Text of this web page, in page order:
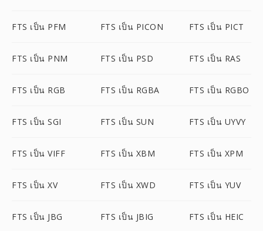
FTS เป็น PFM FTS เป็น PICON FTS เป็น PICT
FTS เป็น PNM FTS เป็น PSD FTS เป็น RAS
FTS เป็น RGB FTS เป็น RGBA FTS เป็น RGBO
FTS เป็น SGI FTS เป็น SUN FTS เป็น UYVY
FTS เป็น VIFF FTS เป็น XBM FTS เป็น XPM
FTS เป็น XV FTS เป็น XWD FTS เป็น YUV
FTS เป็น JBG FTS เป็น JBIG FTS เป็น HEIC